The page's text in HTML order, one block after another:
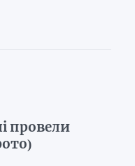
провели